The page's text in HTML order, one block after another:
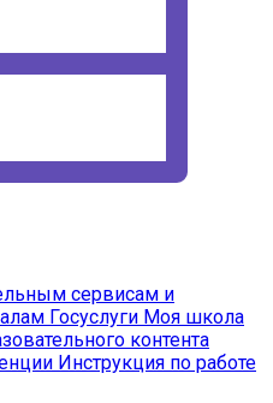
сервисам и
Госуслуги Моя школа
контента
Инструкция по работе